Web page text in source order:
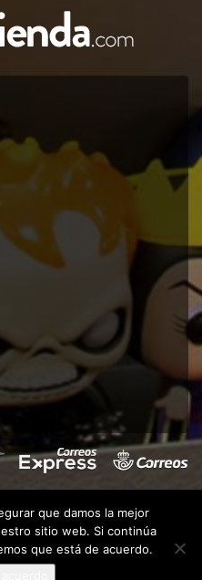
- Todos los derechos
que damos la mejor
sitio web. Si continúa
que está de acuerdo.